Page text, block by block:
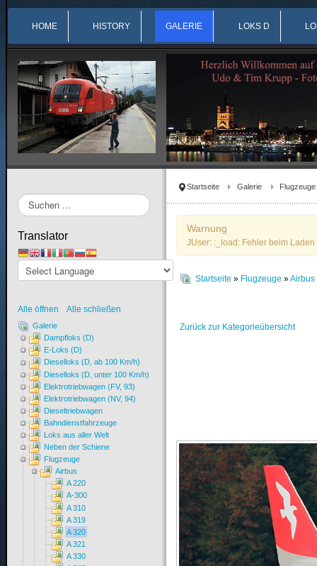
HOME HISTORY GALERIE LOKS D
Startseite Galerie Flugzeuge
Warnung
JUser: :_load: Fehler beim
Startseite » Flugzeuge »Airbus
Zurück zur Kategorieübersicht
Suchen
...
Translator
Alle öffnen Alle schließen
Galerie
Dampfloks (D)
E-Loks (D)
Dieselloks (D, ab 100 Km/h)
Dieselloks (D, unter 100 Km/h)
Elektrotriebwagen (FV, 93)
Elektrotriebwagen (NV, 94)
Dieseltriebwagen
Bahndienstfahrzeuge
Loks aus aller Welt
Neben der Schiene
Flugzeuge
Airbus
A 220
A-300
A 310
A 319
A 320
A 321
A 330